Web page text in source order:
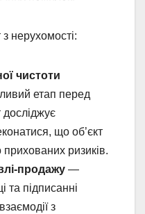
нерухомості:
чистоти
етап перед
досліджує
що об’єкт
ризиків.
продажу —
та підписанні
з